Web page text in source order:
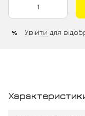
% Увійти для